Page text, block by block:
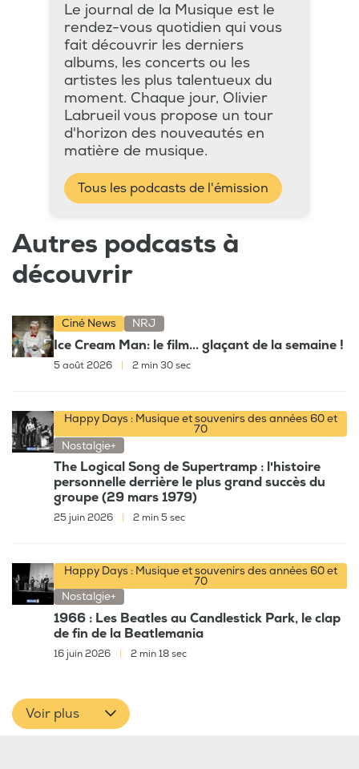
Le journal de la Musique est le
rendez-vous quotidien qui vous
fait découvrir les derniers
albums, les concerts ou les
artistes les plus talentueux du
moment. Chaque jour, Olivier
Labrueil vous propose un tour
d'horizon des nouveautés en
matière de musique.
Tous les podcasts de l'émission
Autres podcasts à
découvrir
Ciné News NRJ
Ice Cream Man: le film... glaçant de la semaine !
5 août 2026 2 min 30 sec
Happy Days : Musique et souvenirs des années 60 et
70
Nostalgie+
The Logical Song de Supertramp : l'histoire
personnelle derrière le plus grand succès du
groupe (29 mars 1979)
25 juin 2026 | 2 min 5 sec
Happy Days : Musique et souvenirs des années 60 et
70
Nostalgie+
1966 : Les Beatles au Candlestick Park, le clap
de fin de la Beatlemania
16 juin 2026 2 min 18 sec
Voir plus